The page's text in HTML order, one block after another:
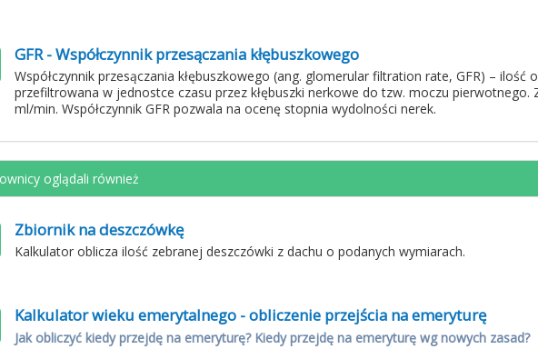
GFR - Współczynnik przesączania kłębuszkowego
Współczynnik przesączania kłębuszkowego (ang. glomerular filtration rate, GFR) – ilość
przefiltrowana w jednostce czasu przez kłębuszki nerkowe do tzw. moczu pierwotnego.
ml/min. Współczynnik GFR pozwala na ocenę stopnia wydolności nerek.
oglądali również
Zbiornik na deszczówkę
Kalkulator oblicza ilość zebranej deszczówki z dachu o podanych wymiarach.
Kalkulator wieku emerytalnego - obliczenie przejścia na emeryturę
Jak obliczyć kiedy przejdę na emeryturę? Kiedy przejdę na emeryturę wg nowych zasad?